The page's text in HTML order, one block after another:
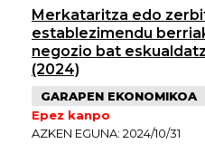
Merkataritza edo
establezimendu
negozio bat
(2024)
GARAPEN EKONOMIKOA
Epez kanpo
AZKEN EGUNA: 2024/10/31